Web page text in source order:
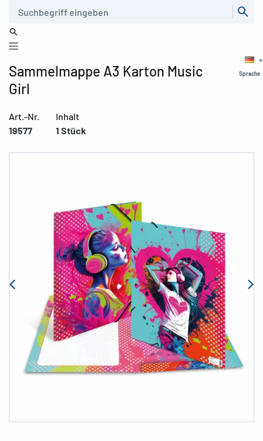
Sprache
Sammelmappe A3 Karton Music
Girl
Art.-Nr.
19577
Inhalt
1 Stück